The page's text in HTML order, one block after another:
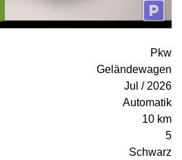
Pkw
Geländewagen
Jul / 2026
Automatik
10 km
5
Schwarz